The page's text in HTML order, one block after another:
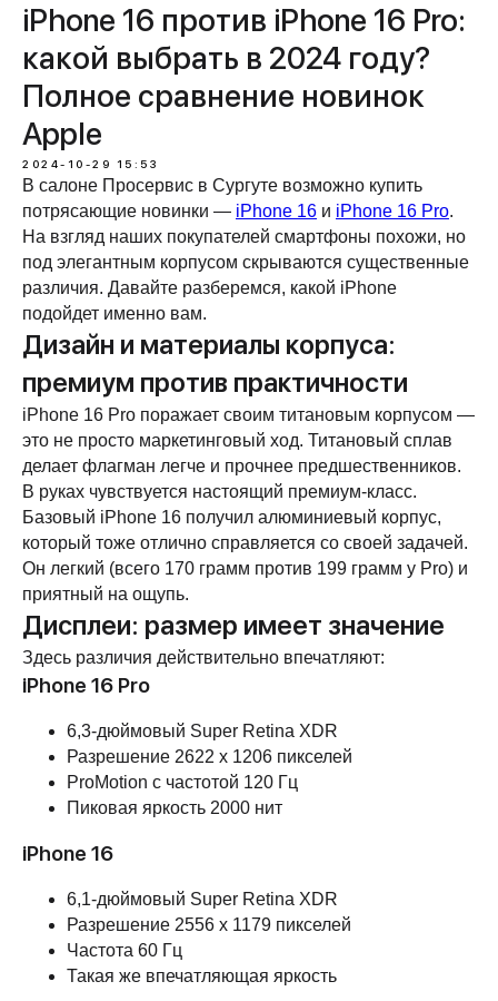
iPhone 16 против iPhone 16 Pro:
какой выбрать в 2024 году?
Полное сравнение новинок
Apple
2024-10-29 15:53
В салоне Просервис в Сургуте возможно купить
потрясающие новинки — iPhone 16 и iPhone 16 Pro.
На взгляд наших покупателей смартфоны похожи, но
под элегантным корпусом скрываются существенные
различия. Давайте разберемся, какой iPhone
подойдет именно вам.
Дизайн и материалы корпуса:
премиум против практичности
iPhone 16 Pro поражает своим титановым корпусом —
это не просто маркетинговый ход. Титановый сплав
делает флагман легче и прочнее предшественников.
В руках чувствуется настоящий премиум-класс.
Базовый iPhone 16 получил алюминиевый корпус,
который тоже отлично справляется со своей задачей.
Он легкий (всего 170 грамм против 199 грамм у Pro) и
приятный на ощупь.
Дисплеи: размер имеет значение
Здесь различия действительно впечатляют:
iPhone 16 Pro
6,3-дюймовый Super Retina XDR
Разрешение 2622 x 1206 пикселей
ProMotion с частотой 120 Гц
Пиковая яркость 2000 нит
iPhone 16
6,1-дюймовый Super Retina XDR
Разрешение 2556 x 1179 пикселей
Частота 60 Гц
Такая же впечатляющая яркость